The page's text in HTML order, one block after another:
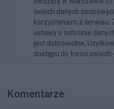
twoich danych
korzystaniem z serwisu.
ustawy o ochronie
jest dobrowolne,
dostępu do treści swoich
Komentarze